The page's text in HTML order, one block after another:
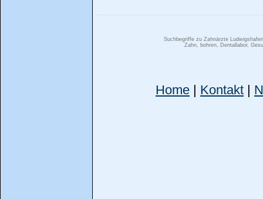
Suchbegriffe zu Zahnärzte
Zahn, bohren, Dentallabor,
Home | Kontakt |